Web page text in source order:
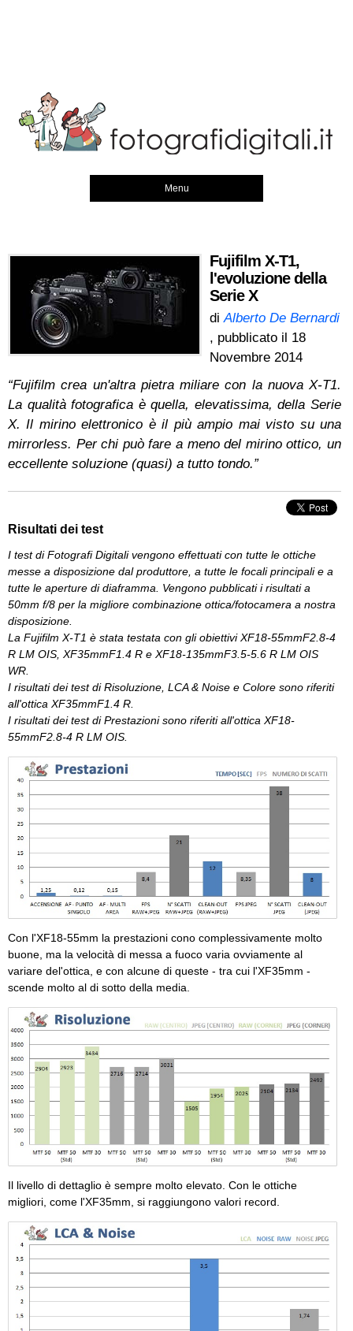
Menu
Fujifilm X-T1,
l'evoluzione della
Serie X
diAlberto De Bernardi
, pubblicato il 18
Novembre 2014
“Fujifilm crea un'altra pietra miliare con la nuova X-T1.
La qualità fotografica è quella, elevatissima, della Serie
X. Il mirino elettronico è il più ampio mai visto su una
mirrorless. Per chi può fare a meno del mirino ottico, un
eccellente soluzione (quasi) a tutto tondo.”
Risultati dei test
I test di Fotografi Digitali vengono effettuati con tutte le ottiche
messe a disposizione dal produttore, a tutte le focali principali e a
tutte le aperture di diaframma. Vengono pubblicati i risultati a
50mm f/8 per la migliore combinazione ottica/fotocamera a nostra
disposizione.
La Fujifilm X-T1 è stata testata con gli obiettivi XF18-55mmF2.8-4
R LM OIS, XF35mmF1.4 R e XF18-135mmF3.5-5.6 R LM OIS
WR.
I risultati dei test di Risoluzione, LCA & Noise e Colore sono riferiti
all'ottica XF35mmF1.4 R.
I risultati dei test di Prestazioni sono riferiti all'ottica XF18-
55mmF2.8-4 R LM OIS.
Con l'XF18-55mm la prestazioni cono complessivamente molto
buone, ma la velocità di messa a fuoco varia ovviamente al
variare del'ottica, e con alcune di queste - tra cui l'XF35mm -
scende molto al di sotto della media.
Il livello di dettaglio è sempre molto elevato. Con le ottiche
migliori, come l'XF35mm, si raggiungono valori record.